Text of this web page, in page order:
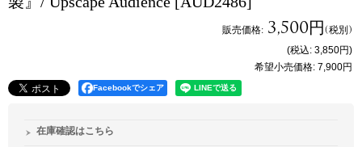
販売価格: 3,500円(税別)
(税込: 3,850円)
希望小売価格: 7,900円
Facebookでシェア
在庫確認はこちら